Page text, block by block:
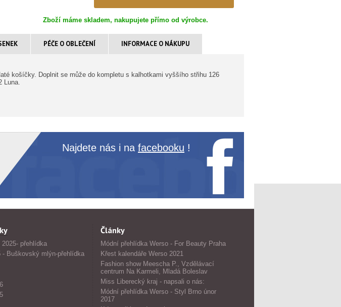
Zboží máme skladem, nakupujete přímo od výrobce.
PÉČE O OBLEČENÍ INFORMACE O NÁKUPU
košíčky. Doplnit se může do kompletu s kalhotkami vyššího střihu 126
Luna.
Najdete nás i na facebooku !
2025- přehlídka
- Buškovský mlýn-přehlídka
Články
Módní přehlídka Werso - For Beauty Praha
Křest kalendáře Werso 2021
Fashion show Meescha P., Vzdělávací
centrum Na Karmeli, Mladá Boleslav
Miss Liberecký kraj - napsali o nás:
Módní přehlídka Werso - Styl Brno únor
2017